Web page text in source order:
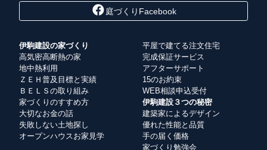
庭づくりFacebook
伊駒建設の家づくり
高気密高断熱の家
地中熱利用
ＺＥＨ普及目標と実績
ＢＥＬＳの取り組み
家づくりのすすめ方
大切なお金の話
失敗しない土地探し
オープンハウスお家見学
平屋で建てる注文住宅
完成保証サービス
アフターサポート
15のお約束
WEB相談申込受付
伊駒建設３つの秘密
建築家によるデザイン
優れた性能と品質
手の届く価格
家づくり勉強会